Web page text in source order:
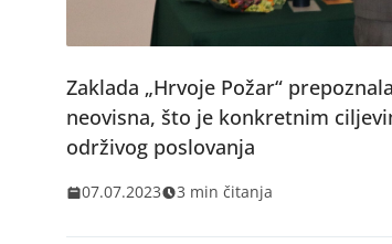
Zaklada „Hrvoje Požar“
neovisna, što je konkretnim
održivog poslovanja
07.07.2023 3 min čitanja